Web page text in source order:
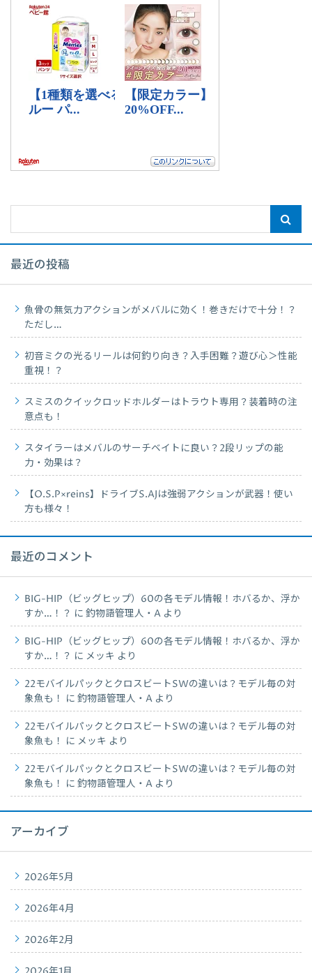
最近の投稿
魚骨の無気力アクションがメバルに効く！巻きだけで十分！？
ただし…
初音ミクの光るリールは何釣り向き？入手困難？遊び心＞性能
重視！？
スミスのクイックロッドホルダーはトラウト専用？装着時の注
意点も！
スタイラーはメバルのサーチベイトに良い？2段リップの能
力・効果は？
【O.S.P×reins】ドライブS.AJは強弱アクションが武器！使い
方も様々！
最近のコメント
BIG-HIP（ビッグヒップ）60の各モデル情報！ホバるか、浮か
すか…！？ に 釣物語管理人・A より
BIG-HIP（ビッグヒップ）60の各モデル情報！ホバるか、浮か
すか…！？ に メッキ より
22モバイルパックとクロスビートSWの違いは？モデル毎の対
象魚も！
に 釣物語管理人・A より
22モバイルパックとクロスビートSWの違いは？モデル毎の対
象魚も！
に メッキ より
22モバイルパックとクロスビートSWの違いは？モデル毎の対
象魚も！
に 釣物語管理人・A より
アーカイブ
2026年5月
2026年4月
2026年2月